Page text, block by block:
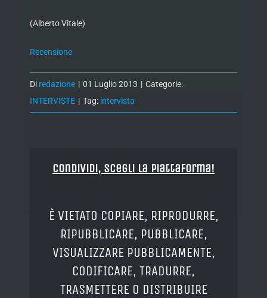
(Alberto Vitale)
Recensione
Di redazione | 01 Luglio 2013 | Categorie:
INTERVISTE | Tag: intervista
Condividi, Scegli la piattaforma!
È VIETATO COPIARE, RIPRODURRE,
RIPUBBLICARE, PUBBLICARE,
VISUALIZZARE PUBBLICAMENTE,
CODIFICARE, TRADURRE,
TRASMETTERE O DISTRIBUIRE